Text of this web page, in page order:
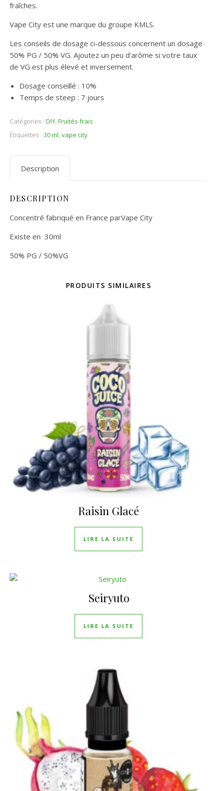
fraîches.
Vape City est une marque du groupe KMLS.
Les conseils de dosage ci-dessous concernent un dosage
50% PG / 50% VG. Ajoutez un peu d’arôme si votre taux
de VG est plus élevé et inversement.
Dosage conseillé : 10%
Temps de steep : 7 jours
Catégories : DIY,Fruités frais
Étiquettes : 30 ml,vape city
Description
DESCRIPTION
Concentré fabriqué en France parVape City
Existe en 30ml
50% PG / 50%VG
PRODUITS SIMILAIRES
Raisin Glacé
LIRE LA SUITE
Seiryuto
LIRE LA SUITE